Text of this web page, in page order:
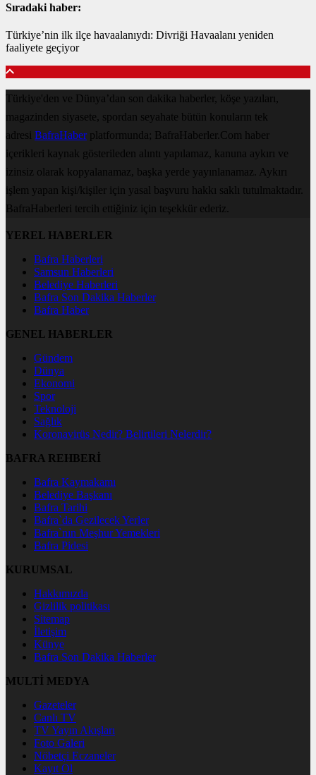
Sıradaki haber:
Türkiye’nin ilk ilçe havaalanıydı: Divriği Havaalanı yeniden
faaliyete geçiyor
Türkiye'den ve Dünya’dan son dakika haberler, köşe yazıları,
magazinden siyasete, spordan seyahate bütün konuların tek
adresi BafraHaberplatformunda; BafraHaberler.Com haber
içerikleri kaynak gösterileden alıntı yapılamaz, kanuna aykırı ve
izinsiz olarak kopyalanamaz, başka yerde yayınlanamaz. Aykırı
işlem yapan kişi/kişiler için yasal başvuru hakkı saklı tutulmaktadır.
BafraHaberleri tercih ettiğiniz için teşekkür ederiz.
YEREL HABERLER
Bafra Haberleri
Samsun Haberleri
Belediye Haberleri
Bafra Son Dakika Haberler
Bafra Haber
GENEL HABERLER
Gündem
Dünya
Ekonomi
Spor
Teknoloji
Sağlık
Koronavirüs Nedir? Belirtileri Nelerdir?
BAFRA REHBERİ
Bafra Kaymakamı
Belediye Başkanı
Bafra Tarihi
Bafra`da Gezilecek Yerler
Bafra`nın Meşhur Yemekleri
Bafra Pidesi
KURUMSAL
Hakkımızda
Gizlilik politikası
Sitemap
İletişim
Künye
Bafra Son Dakika Haberler
MULTİ MEDYA
Gazeteler
Canlı TV
TV Yayın Akışları
Foto Galeri
Nöbetçi Eczaneler
Kayıt Ol